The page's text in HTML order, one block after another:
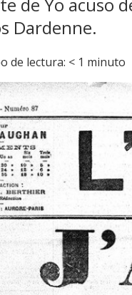
Dardenne.
de lectura: < 1 minuto